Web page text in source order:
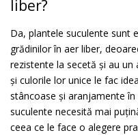
liber?
Da, plantele suculente sunt
grădinilor în aer liber,
rezistente la secetă și au
și culorile lor unice le fac
stâncoase și aranjamente
suculente necesită mai
ceea ce le face o alegere